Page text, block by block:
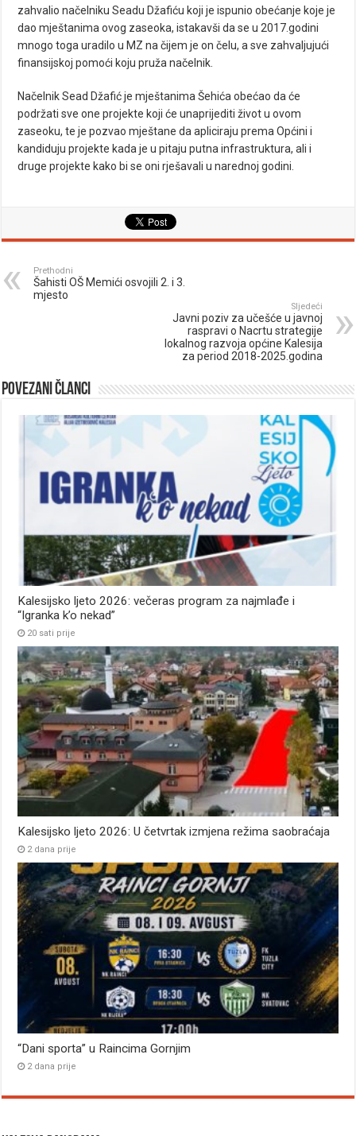
zahvalio načelniku Seadu Džafiću koji je ispunio obećanje koje je
dao mještanima ovog zaseoka, istakavši da se u 2017.godini
mnogo toga uradilo u MZ na čijem je on čelu, a sve zahvaljujući
finansijskoj pomoći koju pruža načelnik.
Načelnik Sead Džafić je mještanima Šehića obećao da će
podržati sve one projekte koji će unaprijediti život u ovom
zaseoku, te je pozvao mještane da apliciraju prema Općini i
kandiduju projekte kada je u pitaju putna infrastruktura, ali i
druge projekte kako bi se oni rješavali u narednoj godini.
Prethodni
Šahisti OŠ Memići osvojili 2. i 3.
mjesto
Sljedeći
Javni poziv za učešće u javnoj
raspravi o Nacrtu strategije
lokalnog razvoja općine Kalesija
za period 2018-2025.godina
Povezani članci
Kalesijsko ljeto 2026: večeras program za najmlađe i
“Igranka k’o nekad”
20 sati prije
Kalesijsko ljeto 2026: U četvrtak izmjena režima saobraćaja
2 dana prije
“Dani sporta” u Raincima Gornjim
2 dana prije